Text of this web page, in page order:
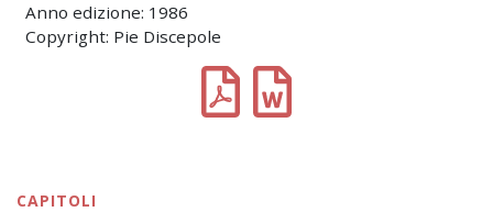
Anno edizione: 1986
Copyright: Pie Discepole
CAPITOLI